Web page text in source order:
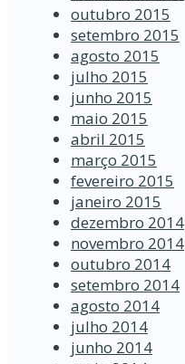
outubro 2015
setembro 2015
agosto 2015
julho 2015
junho 2015
maio 2015
abril 2015
março 2015
fevereiro 2015
janeiro 2015
dezembro 2014
novembro 2014
outubro 2014
setembro 2014
agosto 2014
julho 2014
junho 2014